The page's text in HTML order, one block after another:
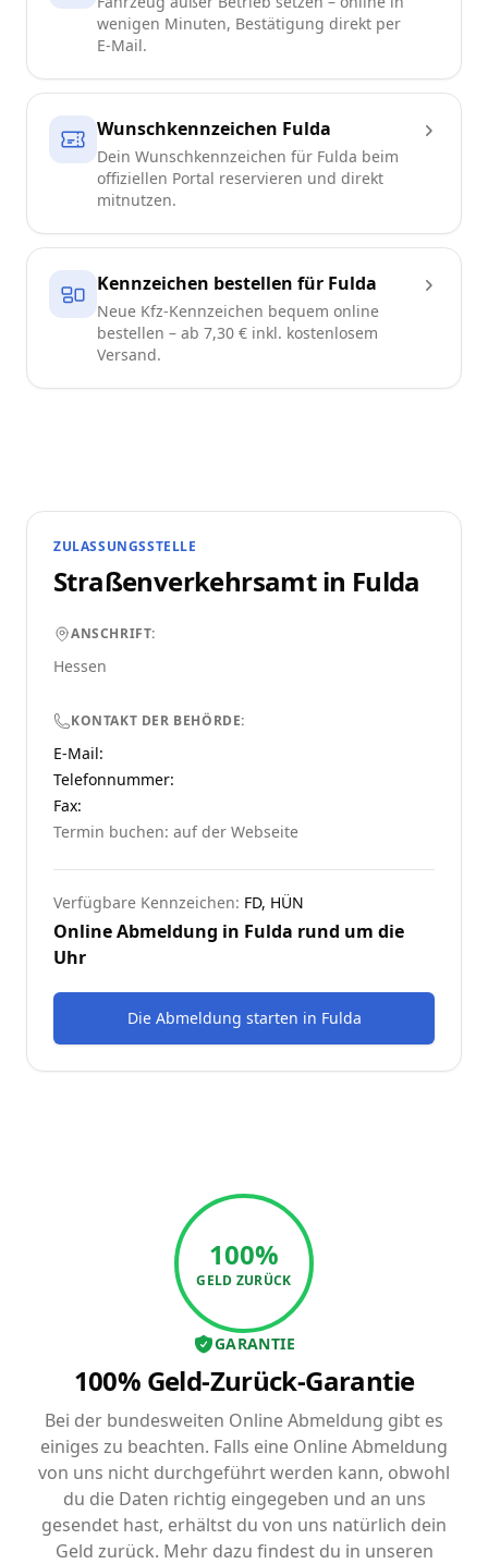
wenigen Minuten, Bestätigung direkt per
E-Mail.
Wunschkennzeichen Fulda
Dein Wunschkennzeichen für Fulda beim
offiziellen Portal reservieren und direkt
mitnutzen.
Kennzeichen bestellen für Fulda
Neue Kfz-Kennzeichen bequem online
bestellen – ab 7,30 € inkl. kostenlosem
Versand.
ZULASSUNGSSTELLE
Straßenverkehrsamt in Fulda
ANSCHRIFT:
Hessen
KONTAKT DER BEHÖRDE:
E-Mail:
Telefonnummer:
Fax:
Termin buchen: auf der Webseite
Verfügbare Kennzeichen: FD, HÜN
Online Abmeldung in Fulda rund um die
Uhr
Die Abmeldung starten in Fulda
100%
GELD ZURÜCK
GARANTIE
100% Geld-Zurück-Garantie
Bei der bundesweiten Online Abmeldung gibt es
einiges zu beachten. Falls eine Online Abmeldung
von uns nicht durchgeführt werden kann, obwohl
du die Daten richtig eingegeben und an uns
gesendet hast, erhältst du von uns natürlich dein
Geld zurück. Mehr dazu findest du in unseren